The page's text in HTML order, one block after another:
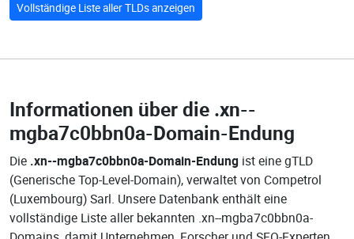
Vollständige Liste aller TLDs anzeigen
Informationen über die .xn--
mgba7c0bbn0a-Domain-Endung
Die .xn--mgba7c0bbn0a-Domain-Endung ist eine gTLD
(Generische Top-Level-Domain), verwaltet von Competrol
(Luxembourg) Sarl. Unsere Datenbank enthält eine
vollständige Liste aller bekannten .xn--mgba7c0bbn0a-